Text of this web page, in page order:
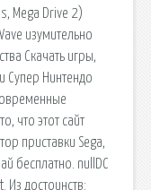
Mega Drive 2)
изумительно
Скачать игры,
Супер Нинтендо
что этот сайт
приставки Sega,
бесплатно. nullDC
Из достоинств: